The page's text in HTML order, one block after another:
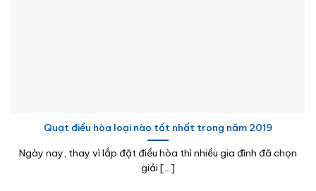
Quạt điều hòa loại nào tốt nhất trong năm 2019
Ngày nay, thay vì lắp đặt điều hòa thì nhiều gia đình đã chọn
giải [...]